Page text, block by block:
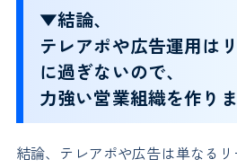
▼結論、
テレアポや広告運用は
に過ぎないので、
力強い営業組織を作り
結論、テレアポや広告は単なるリ